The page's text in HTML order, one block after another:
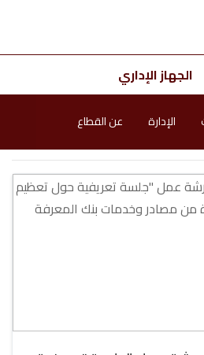
الجهاز الإداري
الإدارة عن القطاع